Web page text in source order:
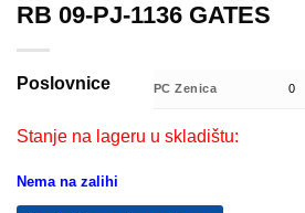
RB 09-PJ-1136 GATES
Poslovnice PC Zenica 0
Stanje na lageru u skladištu:
Nema na zalihi